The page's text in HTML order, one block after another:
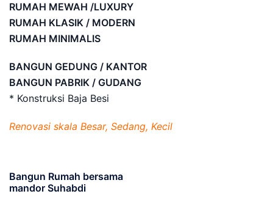
RUMAH MEWAH /LUXURY
RUMAH KLASIK / MODERN
RUMAH MINIMALIS
BANGUN GEDUNG / KANTOR
BANGUN PABRIK / GUDANG
* Konstruksi Baja Besi
Renovasi skala Besar, Sedang, Kecil
Bangun Rumah bersama
mandor Suhabdi